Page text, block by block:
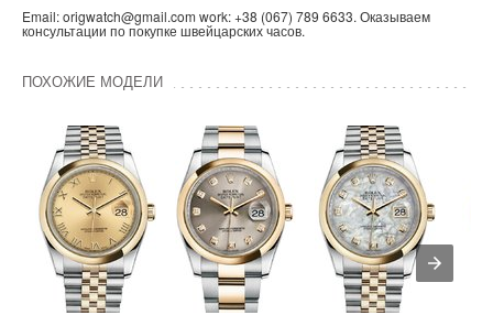
Email: origwatch@gmail.com work: +38 (067) 789 6633. Оказываем
консультации по покупке швейцарских часов.
ПОХОЖИЕ МОДЕЛИ